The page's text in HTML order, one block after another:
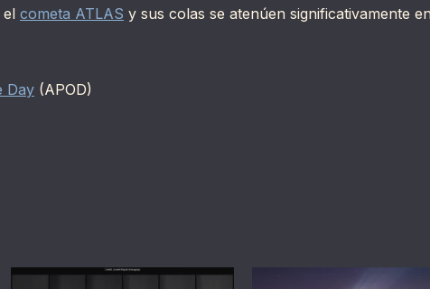
el cometa ATLAS y sus colas se atenúen significativamente
Day (APOD)